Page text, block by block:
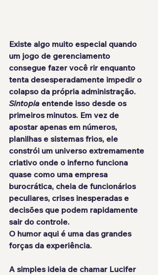
Existe algo muito especial quando
um jogo de gerenciamento
consegue fazer você rir enquanto
tenta desesperadamente impedir o
colapso da própria administração.
Sintopia entende isso desde os
primeiros minutos. Em vez de
apostar apenas em números,
planilhas e sistemas frios, ele
constrói um universo extremamente
criativo onde o inferno funciona
quase como uma empresa
burocrática, cheia de funcionários
peculiares, crises inesperadas e
decisões que podem rapidamente
sair do controle.
O humor aqui é uma das grandes
forças da experiência.
A simples ideia de chamar Lucifer